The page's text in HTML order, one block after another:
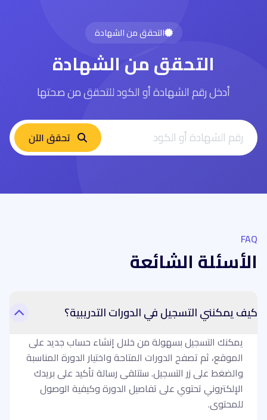
التحقق من الشهادة
التحقق من الشهادة
أدخل رقم الشهادة أو الكود للتحقق من صحتها
FAQ
الأسئلة الشائعة
كيف يمكنني التسجيل في الدورات التدريبية؟
يمكنك التسجيل بسهولة من خلال إنشاء حساب جديد على
الموقع، ثم تصفح الدورات المتاحة واختيار الدورة المناسبة
والضغط على زر التسجيل. ستتلقى رسالة تأكيد على بريدك
الإلكتروني تحتوي على تفاصيل الدورة وكيفية الوصول
للمحتوى.